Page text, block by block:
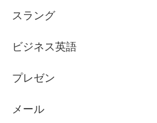
スラング
ビジネス英語
プレゼン
メール